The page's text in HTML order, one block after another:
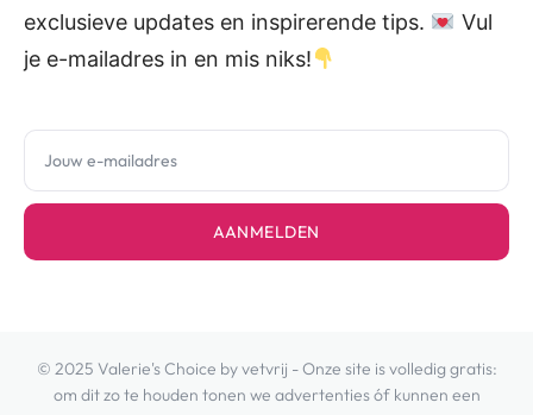
exclusieve updates en inspirerende tips.
Vul
je e-mailadres in en mis niks!
AANMELDEN
© 2025 Valerie's Choice by vetvrij - Onze site is volledig gratis:
om dit zo te houden tonen we advertenties óf kunnen een